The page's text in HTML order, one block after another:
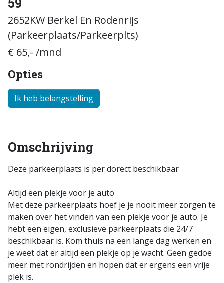
2652KW Berkel En Rodenrijs
(Parkeerplaats/Parkeerplts)
€ 65,- /mnd
Opties
Ik heb belangstelling
Omschrijving
Deze parkeerplaats is per dorect beschikbaar
Altijd een plekje voor je auto
Met deze parkeerplaats hoef je je nooit meer zorgen te
maken over het vinden van een plekje voor je auto. Je
hebt een eigen, exclusieve parkeerplaats die 24/7
beschikbaar is. Kom thuis na een lange dag werken en
je weet dat er altijd een plekje op je wacht. Geen gedoe
meer met rondrijden en hopen dat er ergens een vrije
plek is.